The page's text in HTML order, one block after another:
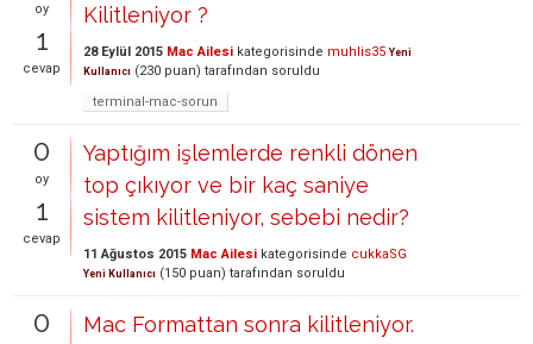
oy
1
cevap
Kilitleniyor ?
28 Eylül 2015 Mac Ailesi kategorisinde muhlis35 Yeni
Kullanıcı (230 puan) tarafından soruldu
terminal-mac-sorun
0
oy
1
cevap
Yaptığım işlemlerde renkli dönen
top çıkıyor ve bir kaç saniye
sistem kilitleniyor, sebebi nedir?
11 Ağustos 2015 Mac Ailesi kategorisinde cukkaSG
Yeni Kullanıcı (150 puan) tarafından soruldu
0 Mac Formattan sonra kilitleniyor.